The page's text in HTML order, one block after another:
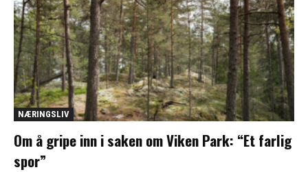
NÆRINGSLIV
Om å gripe inn i saken om Viken Park: “Et farlig
spor”